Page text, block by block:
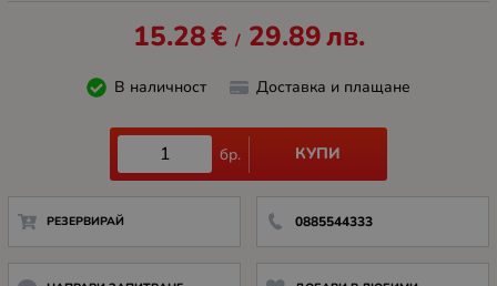
15.28€ / 29.89лв.
В наличност Доставка и плащане
бр. КУПИ
РЕЗЕРВИРАЙ 0885544333